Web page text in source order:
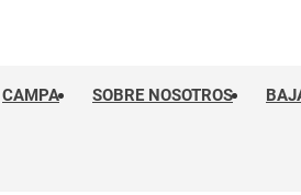
CAMPA SOBRE NOSOTROS